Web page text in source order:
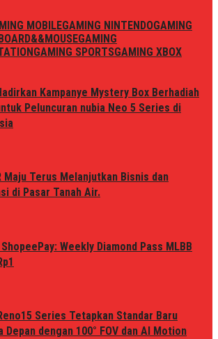
MOBILEGAMING NINTENDOGAMING
GAMING
GAMING SPORTSGAMING XBOX
Kampanye Mystery Box Berhadiah
Peluncuran nubia Neo 5 Series di
Maju Terus Melanjutkan Bisnis dan
di Pasar Tanah Air.
Weekly Diamond Pass MLBB
Series Tetapkan Standar Baru
Depan dengan 100° FOV dan AI Motion